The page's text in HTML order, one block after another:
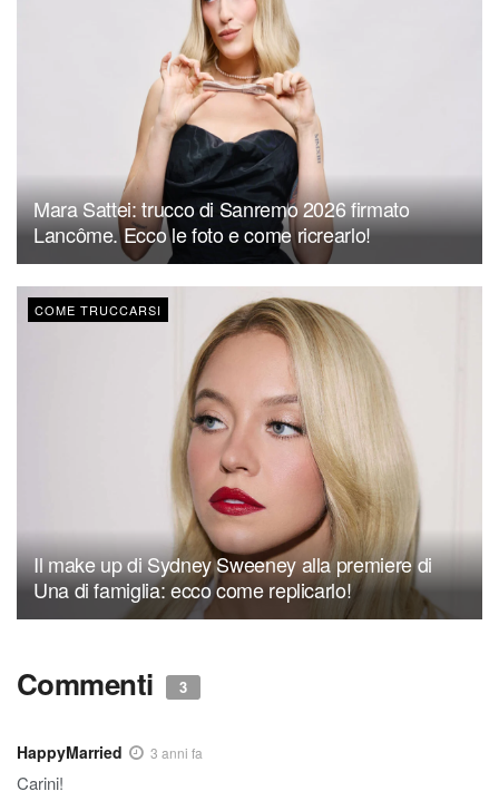
Mara Sattei: trucco di Sanremo 2026 firmato
Lancôme. Ecco le foto e come ricrearlo!
COME TRUCCARSI
Il make up di Sydney Sweeney alla premiere di
Una di famiglia: ecco come replicarlo!
Commenti 3
HappyMarried 3 anni fa
Carini!